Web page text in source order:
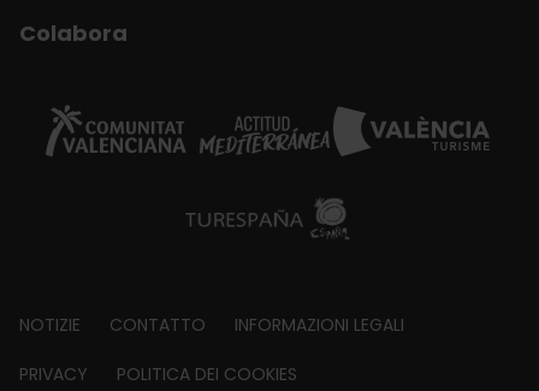
Colabora
Footer
NOTIZIE CONTATTO INFORMAZIONI LEGALI
PRIVACY POLITICA DEI COOKIES